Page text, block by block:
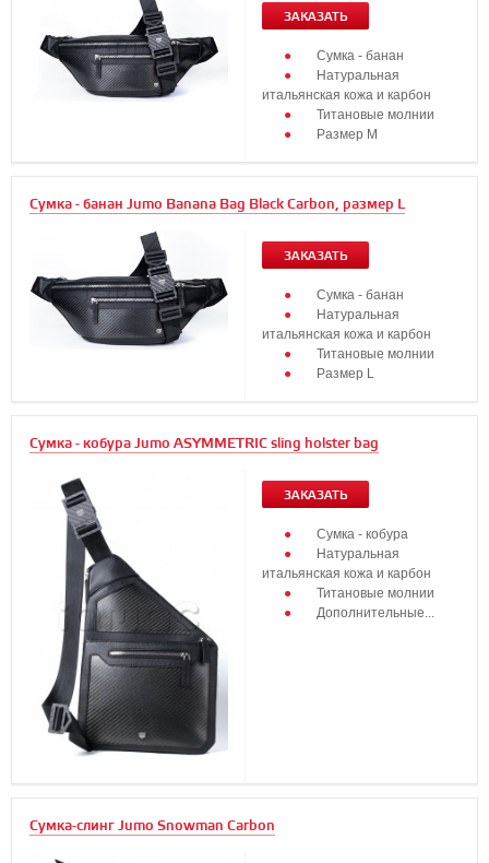
ЗАКАЗАТЬ
Сумка - банан
Натуральная
итальянская кожа и карбон
Титановые молнии
Размер М
Сумка - банан Jumo Banana Bag Black Carbon, размер L
ЗАКАЗАТЬ
Сумка - банан
Натуральная
итальянская кожа и карбон
Титановые молнии
Размер L
Сумка - кобура Jumo ASYMMETRIC sling holster bag
ЗАКАЗАТЬ
Сумка - кобура
Натуральная
итальянская кожа и карбон
Титановые молнии
Дополнительные...
Сумка-слинг Jumo Snowman Carbon